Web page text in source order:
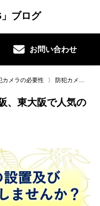
」ブログ
お問い合わせ
カメラの必要性 〉 防犯カメラの選び方：大阪、東大阪で人気の屋内カメラ特集
、東大阪で人気の